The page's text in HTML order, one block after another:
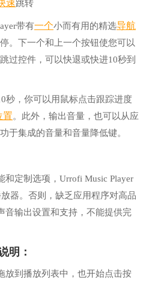
跳转
带有一个小而有用的精选导航
。下一个和上一个按钮使您可以
过控件，可以快退或快进10秒到
秒，你可以用鼠标点击跟踪进度
置。此外，输出音量，也可以从应
于集成的音量和音量降低键。
和定制选项，Urrofi Music Player
器。否则，缺乏应用程序对高品
音输出设置和支持，不能提供完
明：
放到播放列表中，也开始点击按